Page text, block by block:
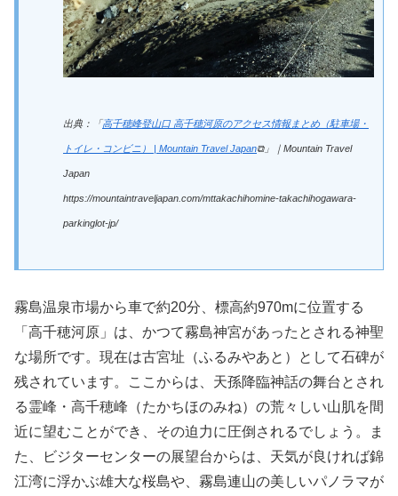
出典：「高千穂峰登山口 高千穂河原のアクセス情報まとめ（駐車場・
トイレ・コンビニ） | Mountain Travel Japan⧉」｜Mountain Travel
Japan
https://mountaintraveljapan.com/mttakachihomine-takachihogawara-
parkinglot-jp/
霧島温泉市場から車で約20分、標高約970mに位置する
「高千穂河原」は、かつて霧島神宮があったとされる神聖
な場所です。現在は古宮址（ふるみやあと）として石碑が
残されています。ここからは、天孫降臨神話の舞台とされ
る霊峰・高千穂峰（たかちほのみね）の荒々しい山肌を間
近に望むことができ、その迫力に圧倒されるでしょう。ま
た、ビジターセンターの展望台からは、天気が良ければ錦
江湾に浮かぶ雄大な桜島や、霧島連山の美しいパノラマが